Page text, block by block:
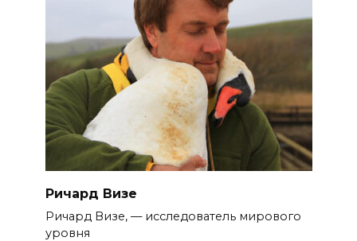
Ричард Визе
Ричард Визе, — исследователь мирового
уровня